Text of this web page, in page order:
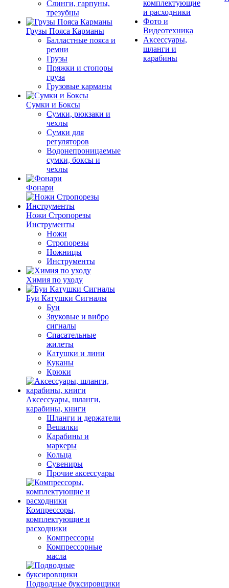
Слинги, гарпуны,
трезубцы
Грузы Пояса Карманы
Балластные пояса и
ремни
Грузы
Пряжки и стопоры
груза
Грузовые карманы
Сумки и Боксы
Сумки, рюкзаки и
чехлы
Сумки для
регуляторов
Водонепроницаемые
сумки, боксы и
чехлы
Фонари
Ножи Стропорезы
Инструменты
Ножи
Стропорезы
Ножницы
Инструменты
Химия по уходу
Буи Катушки Сигналы
Буи
Звуковые и вибро
сигналы
Спасательные
жилеты
Катушки и лини
Куканы
Крюки
Аксессуары, шланги,
карабины, книги
Шланги и держатели
Вешалки
Карабины и
маркеры
Кольца
Сувениры
Прочие аксессуары
Компрессоры,
комплектующие и
расходники
Компрессоры
Компрессорные
масла
Подводные буксировщики
комплектующие
и расходники
Фото и
Видеотехника
Аксессуары,
шланги и
карабины